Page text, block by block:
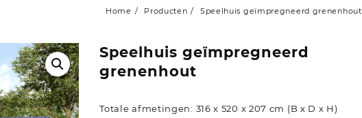
Home Producten Speelhuis geïmpregneerd grenenhout
Speelhuis geïmpregneerd
grenenhout
Totale afmetingen: 316 x 520 x 207 cm (B x D x H)